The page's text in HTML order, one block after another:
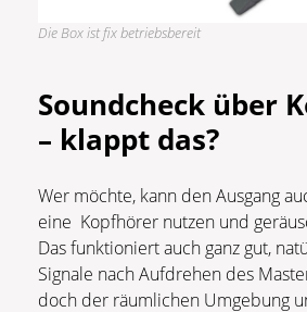
Die Box ist fix betriebsbereit
Soundcheck über
– klappt das?
Wer möchte, kann den Ausgang
eine Kopfhörer nutzen und
Das funktioniert auch ganz gut,
Signale nach Aufdrehen des
doch der räumlichen Umgebung